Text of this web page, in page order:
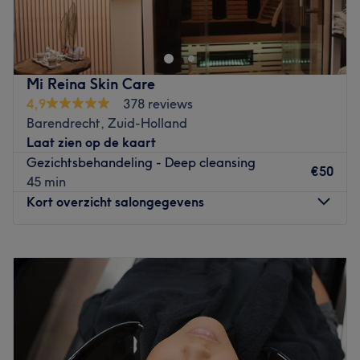
warme sfeer middels een vakkundige massage of een
fijne gezichtsbehandeling. Je bent ook bij het juiste adres
voor waxen of manicure en andere fijne behandelingen.
Je kunt hier ook terecht voor yogalessen voor kinderen en
volwassenen. Welke behandeling je ook boekt bij het
gepassioneerde team iedere behandeling wordt
afgestemd is op jouw behoeftes. Voor welke behandeling
je ook gaat: je verlaat de salon tevreden. Los werkt
uitsluitend met vegan en biologische producten van de
beste kwaliteit.
Go to venue
Mi Reina Skin Care
4,9
378 reviews
Barendrecht, Zuid-Holland
Laat zien op de kaart
Gezichtsbehandeling - Deep cleansing
45 min
€50
Kort overzicht salongegevens
Dinsdag
16:00
20:00
Woensdag
20:00
Donderdag
Zaterdag
11:00